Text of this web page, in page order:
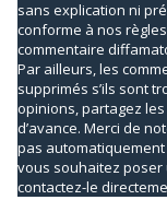
sans explication ni
conforme à nos
commentaire
Par ailleurs, les
supprimés s’ils sont
opinions, partagez
d’avance. Merci de
pas
vous souhaitez
contactez-le